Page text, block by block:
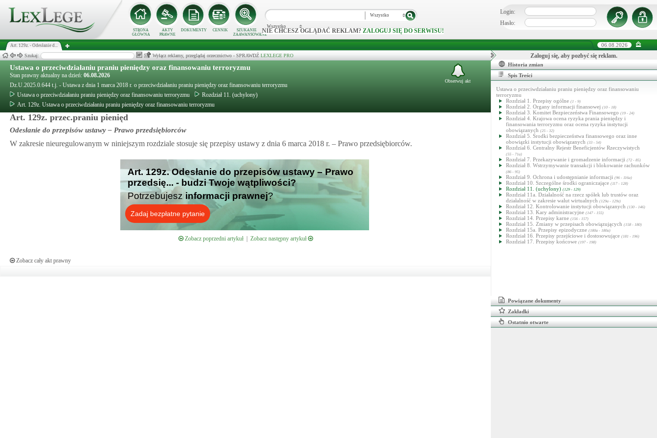
STRONA
GŁÓWNA
AKTY
PRAWNE
DOKUMENTY CENNIK
SZUKANIE
ZAAWANSOWANE
Wszystko
Wszystko
NIE CHCESZ OGLĄDAĆ REKLAM? ZALOGUJ SIĘ DO SERWISU!
Login:
Hasło:
Art. 129z. - Odesłanie d... 06.08.2026
Szukaj: Wyłącz reklamy, przeglądaj orzecznictwo - SPRAWDŹ LEXLEGE PRO
Ustawa o przeciwdziałaniu praniu pieniędzy oraz finansowaniu terroryzmu
Stan prawny aktualny na dzień: 06.08.2026
Dz.U.2025.0.644 t.j. - Ustawa z dnia 1 marca 2018 r. o przeciwdziałaniu praniu pieniędzy oraz finansowaniu terroryzmu
Ustawa o przeciwdziałaniu praniu pieniędzy oraz finansowaniu terroryzmu
Rozdział 11. (uchylony)
Art. 129z. Ustawa o przeciwdziałaniu praniu pieniędzy oraz finansowaniu terroryzmu
Obserwuj akt
Art. 129z. przec.praniu pienięd
Odesłanie do przepisów ustawy – Prawo przedsiębiorców
W zakresie nieuregulowanym w niniejszym rozdziale stosuje się przepisy ustawy z dnia 6 marca 2018 r. – Prawo przedsiębiorców.
Art. 129z. Odesłanie do przepisów ustawy – Prawo
przedsię... - budzi Twoje wątpliwości?
Potrzebujesz informacji prawnej?
Zadaj bezpłatne pytanie
Zobacz poprzedni artykuł| Zobacz następny artykuł
Zobacz cały akt prawny
Zaloguj się, aby pozbyć się reklam.
Historia zmian
Spis Treści
Ustawa o przeciwdziałaniu praniu pieniędzy oraz finansowaniu
terroryzmu
Rozdział 1. Przepisy ogólne (1 - 9)
Rozdział 2. Organy informacji finansowej (10 - 18)
Rozdział 3. Komitet Bezpieczeństwa Finansowego (19 - 24)
Rozdział 4. Krajowa ocena ryzyka prania pieniędzy i
finansowania terroryzmu oraz ocena ryzyka instytucji
obowiązanych (25 - 32)
Rozdział 5. Środki bezpieczeństwa finansowego oraz inne
obowiązki instytucji obowiązanych (33 - 54)
Rozdział 6. Centralny Rejestr Beneficjentów Rzeczywistych
(55 - 71a)
Rozdział 7. Przekazywanie i gromadzenie informacji (72 - 85)
Rozdział 8. Wstrzymywanie transakcji i blokowanie rachunków
(86 - 95)
Rozdział 9. Ochrona i udostępnianie informacji (96 - 116a)
Rozdział 10. Szczególne środki ograniczające (117 - 128)
Rozdział 11. (uchylony) (129 - 129)
Rozdział 11a. Działalność na rzecz spółek lub trustów oraz
działalność w zakresie walut wirtualnych (129a - 129z)
Rozdział 12. Kontrolowanie instytucji obowiązanych (130 - 146)
Rozdział 13. Kary administracyjne (147 - 155)
Rozdział 14. Przepisy karne (156 - 157)
Rozdział 15. Zmiany w przepisach obowiązujących (158 - 180)
Rozdział 15a. Przepisy epizodyczne (180a - 180a)
Rozdział 16. Przepisy przejściowe i dostosowujące (181 - 196)
Rozdział 17. Przepisy końcowe (197 - 198)
Powiązane dokumenty
Zakładki
Ostatnio otwarte